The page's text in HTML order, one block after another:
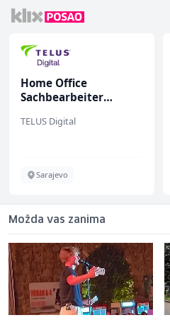
Home Office
Sachbearbeiter
bekannten deutschen
TELUS Digital
Sarajevo
Možda vas zanima